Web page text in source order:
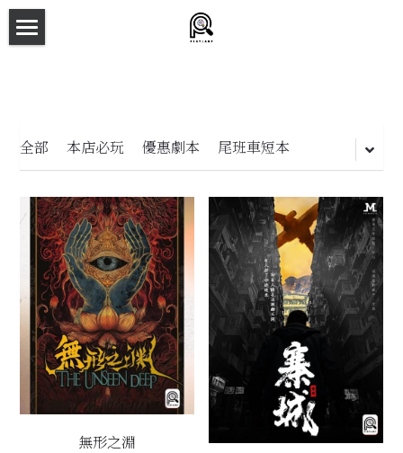
新本預告
劇本相冊
拼團快團群組
劇本殺介紹
新手須知
預約方法
主題房間
全部 本店必玩 優惠劇本 尾班車短本
無形之淵
商品分類